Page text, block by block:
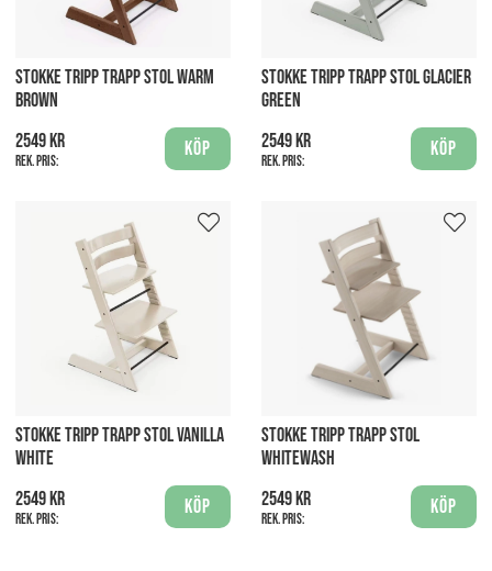
STOKKE TRIPP TRAPP STOL WARM
BROWN
2549 kr
Rek. pris:
Köp
STOKKE TRIPP TRAPP STOL GLACIER
GREEN
2549 kr
Rek. pris:
Köp
STOKKE TRIPP TRAPP STOL VANILLA
WHITE
2549 kr
Rek. pris:
Köp
STOKKE TRIPP TRAPP STOL
WHITEWASH
2549 kr
Rek. pris:
Köp